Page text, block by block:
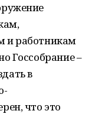
и работникам
Госсобрание –
в
что это